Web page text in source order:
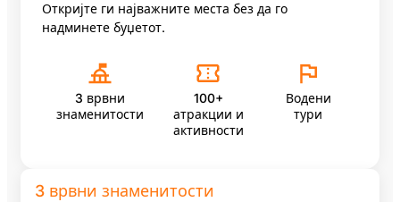
Откријте ги најважните места без да го
надминете буџетот.
3 врвни
знаменитости
100+
атракции и
активности
Водени
тури
3 врвни знаменитости
Yildiz Palace Влез без чекање ред со аудио водич
Legends of Istanbul Live Show
Влезен билет за шоуто на Вртечките Дервиши во